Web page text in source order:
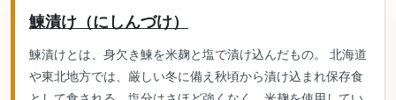
鰊漬け（にしんづけ）
鰊漬けとは、身欠き鰊を米麹と塩で漬け込んだもの。 北海道
や東北地方では、厳しい冬に備え秋頃から漬け込まれ保存食